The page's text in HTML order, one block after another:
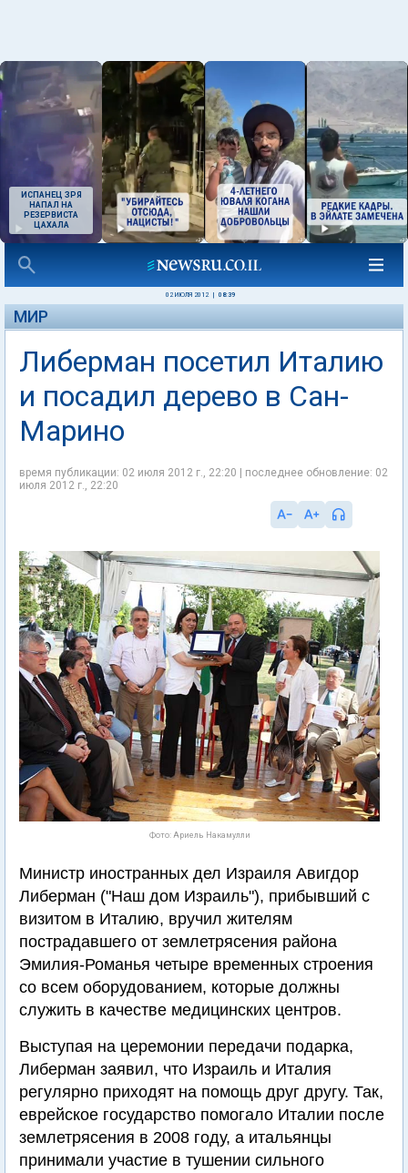
ИСПАНЕЦ ЗРЯ
НАПАЛ НА
РЕЗЕРВИСТА
ЦАХАЛА
02 ИЮЛЯ 2012 08:39
МИР
Либерман посетил Италию
и посадил дерево в Сан-
Марино
время публикации: 02 июля 2012 г., 22:20 | последнее обновление: 02
июля 2012 г., 22:20
Фото: Ариель Накамулли
Министр иностранных дел Израиля Авигдор
Либерман ("Наш дом Израиль"), прибывший с
визитом в Италию, вручил жителям
пострадавшего от землетрясения района
Эмилия-Романья четыре временных строения
со всем оборудованием, которые должны
служить в качестве медицинских центров.
Выступая на церемонии передачи подарка,
Либерман заявил, что Израиль и Италия
регулярно приходят на помощь друг другу. Так,
еврейское государство помогало Италии после
землетрясения в 2008 году, а итальянцы
принимали участие в тушении сильного